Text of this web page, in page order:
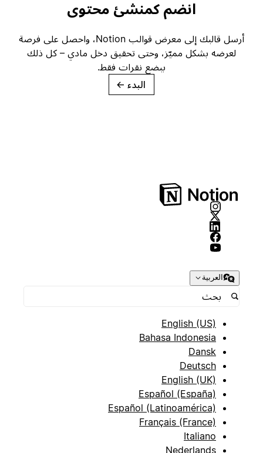
انضم كمنشئ محتوى
أرسل قالبك إلى معرض قوالب Notion، واحصل على فرصة
لعرضه بشكل مميّز، وحتى تحقيق دخل مادي – كل ذلك
ببضع نقرات فقط.
→
العربية
English (US)
Bahasa Indonesia
Dansk
Deutsch
English (UK)
Español (España)
Español (Latinoamérica)
Français (France)
Italiano
Nederlands